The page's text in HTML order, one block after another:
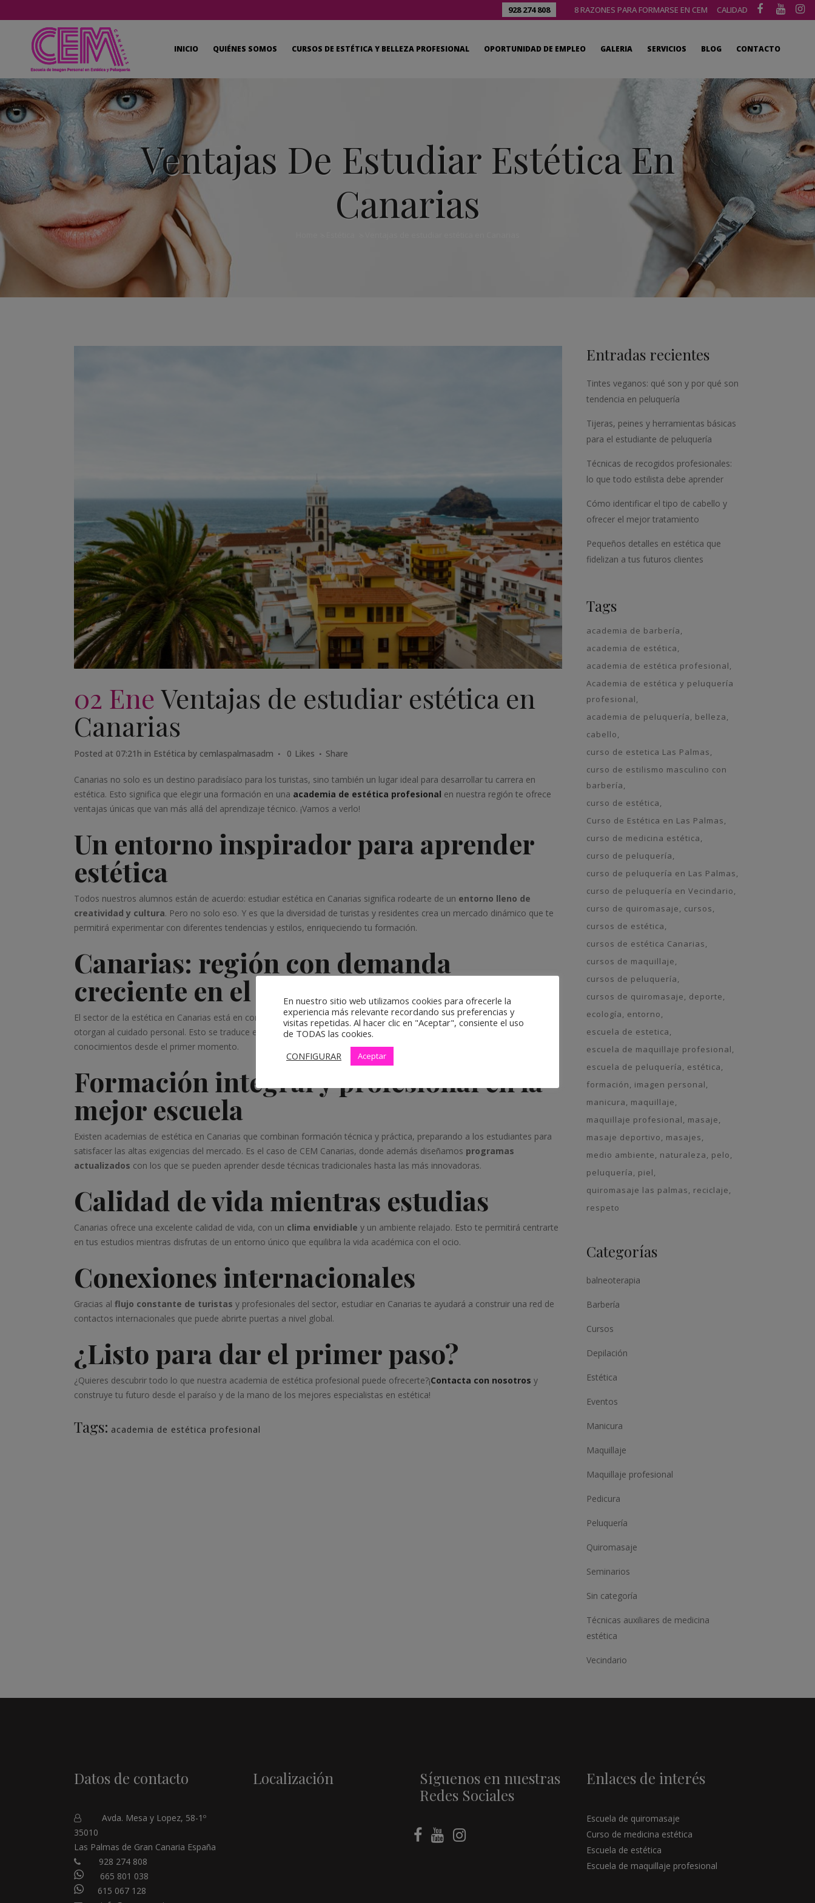
928 274 808 8 RAZONES PARA FORMARSE EN CEM CALIDAD
INICIO QUIÉNES SOMOS CURSOS DE ESTÉTICA Y BELLEZA PROFESIONAL OPORTUNIDAD DE EMPLEO GALERIA SERVICIOS BLOG CONTACTO
Ventajas De Estudiar Estética En
Canarias
02 EneVentajas de estudiar estética en
Canarias
Posted at 07:21h in Estética by cemlaspalmasadm 0 Likes Share
Canarias no solo es un destino paradisíaco para los turistas, sino también un lugar ideal para desarrollar tu carrera en
estética. Esto significa que elegir una formación en una academia de estética profesional en nuestra región te ofrece
ventajas únicas que van más allá del aprendizaje técnico. ¡Vamos a verlo!
Un entorno inspirador para aprender
estética
Todos nuestros alumnos están de acuerdo: estudiar estética en Canarias significa rodearte de un entorno lleno de
creatividad y cultura. Pero no solo eso. Y es que la diversidad de turistas y residentes crea un mercado dinámico que te
permitirá experimentar con diferentes tendencias y estilos, enriqueciendo tu formación.
Canarias: región con demanda
creciente en el sector
El sector de la estética en Canarias está en constante crecimiento debido al turismo y a la importancia que los residentes
otorgan al cuidado personal. Esto se traduce en
más oportunidades laborales
que te permitirán aplicar tus
conocimientos desde el primer momento.
Formación integral y profesional en la
mejor escuela
Existen academias de estética en Canarias que combinan formación técnica y práctica, preparando a los estudiantes para
satisfacer las altas exigencias del mercado. Es el caso de CEM Canarias, donde además diseñamos programas
actualizados con los que se pueden aprender desde técnicas tradicionales hasta las más innovadoras.
Calidad de vida mientras estudias
Canarias ofrece una excelente calidad de vida, con un clima envidiable y un ambiente relajado. Esto te permitirá centrarte
en tus estudios mientras disfrutas de un entorno único que equilibra la vida académica con el ocio.
Conexiones internacionales
Gracias al flujo constante de turistas y profesionales del sector, estudiar en Canarias te ayudará a construir una red de
contactos internacionales que puede abrirte puertas a nivel global.
¿Listo para dar el primer paso?
¿Quieres descubrir todo lo que nuestra academia de estética profesional puede ofrecerte?¡Contacta con nosotros y
construye tu futuro desde el paraíso y de la mano de los mejores especialistas en estética!
Tags: academia de estética profesional
Entradas recientes
Tintes veganos: qué son y por qué son
tendencia en peluquería
Tijeras, peines y herramientas básicas
para el estudiante de peluquería
Técnicas de recogidos profesionales:
lo que todo estilista debe aprender
Cómo identificar el tipo de cabello y
ofrecer el mejor tratamiento
Pequeños detalles en estética que
fidelizan a tus futuros clientes
Tags
academia de barbería
academia de estética
academia de estética profesional
Academia de estética y peluquería
profesional
academia de peluquería
belleza
cabello
curso de estetica Las Palmas
curso de estilismo masculino con
barbería
curso de estética
Curso de Estética en Las Palmas
curso de medicina estética
curso de peluquería
curso de peluquería en Las Palmas
curso de peluquería en Vecindario
curso de quiromasaje
cursos
cursos de estética
cursos de estética Canarias
cursos de maquillaje
cursos de peluquería
cursos de quiromasaje
deporte
ecología
entorno
escuela de estetica
escuela de maquillaje profesional
escuela de peluquería
estética
formación
imagen personal
manicura
maquillaje
maquillaje profesional
masaje
masaje deportivo
masajes
medio ambiente
naturaleza
pelo
peluquería
piel
quiromasaje las palmas
reciclaje
respeto
Categorías
balneoterapia
Barbería
Cursos
Depilación
Estética
Eventos
Manicura
Maquillaje
Maquillaje profesional
Pedicura
Peluquería
Quiromasaje
Seminarios
Sin categoría
Técnicas auxiliares de medicina
estética
Vecindario
Datos de contacto
Avda. Mesa y Lopez, 58-1º
35010
Las Palmas de Gran Canaria España
928 274 808
665 801 038
615 067 128
Localización
Síguenos en nuestras
Redes Sociales
Enlaces de interés
Escuela de quiromasaje
Curso de medicina estética
Escuela de estética
Escuela de maquillaje profesional
En nuestro sitio web utilizamos cookies para ofrecerle la
experiencia más relevante recordando sus preferencias y
visitas repetidas. Al hacer clic en "Aceptar", consiente el uso
de TODAS las cookies.
CONFIGURAR
Aceptar